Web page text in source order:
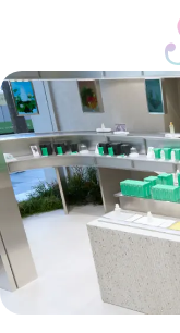
すべての新着
FASHION
ファッション
モデル私服
BEAUTY
ビューティニ
SCHOOL